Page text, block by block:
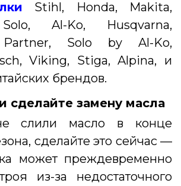
Stihl, Honda, Makita,
Al-Ko, Husqvarna,
Partner, Solo by Al-Ko,
Viking, Stiga, Alpina, и
брендов.
сделайте замену масла
слили масло в конце
сделайте это сейчас —
может преждевременно
из-за недостаточного